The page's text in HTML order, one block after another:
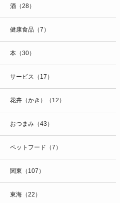
酒（28）
健康食品（7）
本（30）
サービス（17）
花卉（かき）（12）
おつまみ（43）
ペットフード（7）
関東（107）
東海（22）